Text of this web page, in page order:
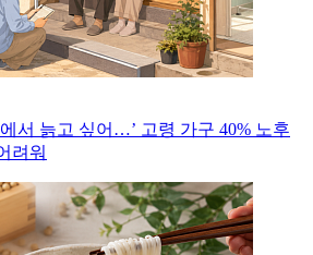
서 늙고 싶어…’ 고령 가구 40% 노후
려워